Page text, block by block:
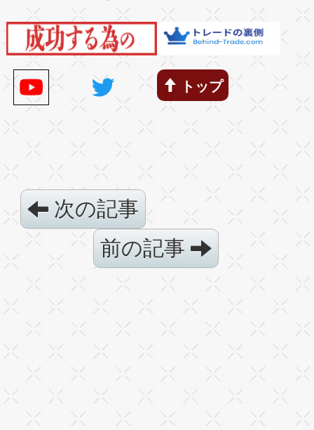
トップ
次の記事
前の記事